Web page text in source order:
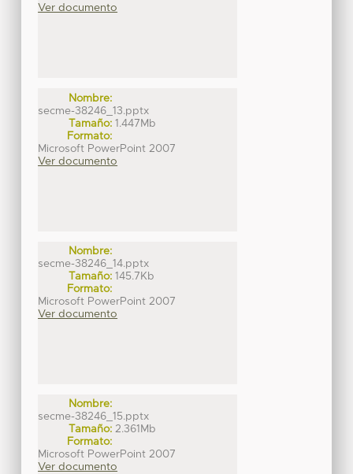
Ver documento
Nombre:
secme-38246_13.pptx
Tamaño: 1.447Mb
Formato:
Microsoft PowerPoint 2007
Ver documento
Nombre:
secme-38246_14.pptx
Tamaño: 145.7Kb
Formato:
Microsoft PowerPoint 2007
Ver documento
Nombre:
secme-38246_15.pptx
Tamaño: 2.361Mb
Formato:
Microsoft PowerPoint 2007
Ver documento